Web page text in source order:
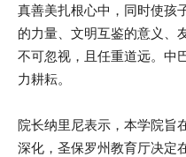
真善美扎根心中，同时使孩
的力量、文明互鉴的意义、
不可忽视，且任重道远。中
力耕耘。
院长纳里尼表示，本学院旨
深化，圣保罗州教育厅决定